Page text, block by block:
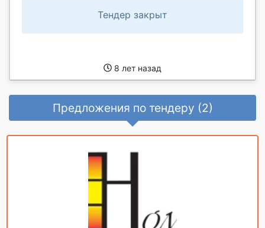
Тендер закрыт
8 лет назад
Предложения по тендеру (2)